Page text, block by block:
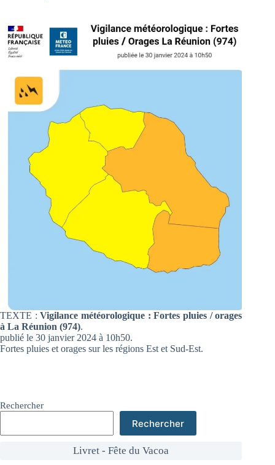
TEXTE :Vigilance météorologique : Fortes pluies / orages
à La Réunion (974).
publié le 30 janvier 2024 à 10h50.
Fortes pluies et orages sur les régions Est et Sud-Est.
Rechercher
Rechercher
Livret - Fête du Vacoa